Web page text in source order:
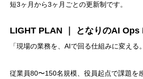
短3ヶ月から3ヶ月ごとの更新制です。
LIGHT PLAN ｜ となりのAI Ops
「現場の業務を、AIで回る仕組みに変える
従業員80〜150名規模、役員起点で課題を